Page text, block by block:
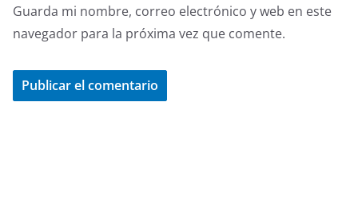
Guarda mi nombre, correo electrónico y web en este
navegador para la próxima vez que comente.